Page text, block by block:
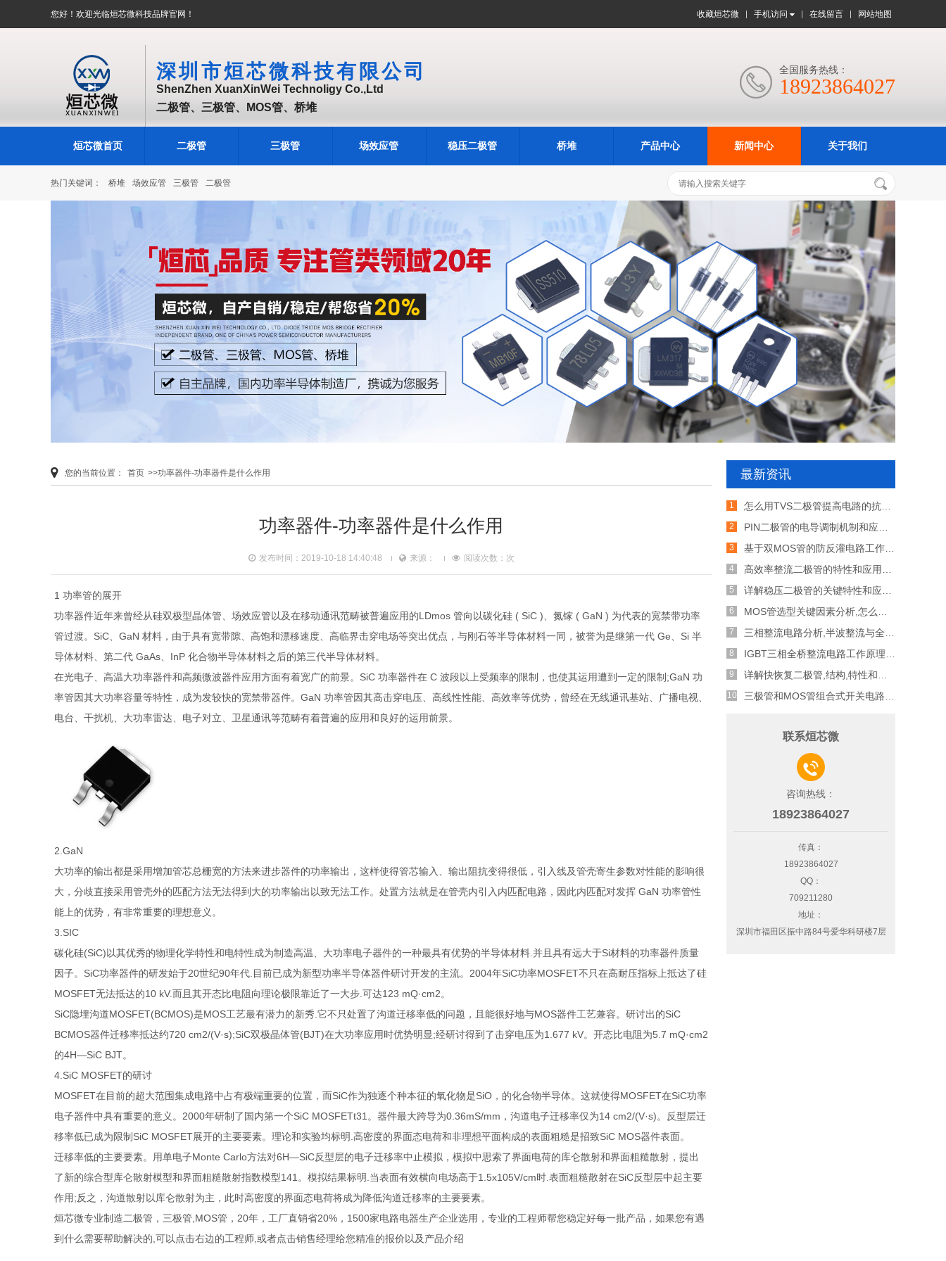
您好！欢迎光临烜芯微科技品牌官网！ 收藏烜芯微 手机访问 在线留言 网站地图
深圳市烜芯微科技有限公司
ShenZhen XuanXinWei Technoligy Co.,Ltd
二极管、三极管、MOS管、桥堆
 全国服务热线：
18923864027
烜芯微首页 二极管 三极管 场效应管 稳压二极管 桥堆 产品中心 新闻中心 关于我们
热门关键词： 桥堆 场效应管 三极管 二极管
您的当前位置： 首页 >>功率器件-功率器件是什么作用
功率器件-功率器件是什么作用
发布时间：2019-10-18 14:40:48 来源： 阅读次数： 次
1 功率管的展开
功率器件近年来曾经从硅双极型晶体管、场效应管以及在移动通讯范畴被普遍应用的LDmos 管向以碳化硅 ( SiC )、氮镓 ( GaN ) 为代表的宽禁带功率
管过渡。SiC、GaN 材料，由于具有宽带隙、高饱和漂移速度、高临界击穿电场等突出优点，与刚石等半导体材料一同，被誉为是继第一代 Ge、Si 半
导体材料、第二代 GaAs、InP 化合物半导体材料之后的第三代半导体材料。
在光电子、高温大功率器件和高频微波器件应用方面有着宽广的前景。SiC 功率器件在 C 波段以上受频率的限制，也使其运用遭到一定的限制;GaN 功
率管因其大功率容量等特性，成为发较快的宽禁带器件。GaN 功率管因其高击穿电压、高线性性能、高效率等优势，曾经在无线通讯基站、广播电视、
电台、干扰机、大功率雷达、电子对立、卫星通讯等范畴有着普遍的应用和良好的运用前景。
2.GaN
大功率的输出都是采用增加管芯总栅宽的方法来进步器件的功率输出，这样使得管芯输入、输出阻抗变得很低，引入线及管壳寄生参数对性能的影响很
大，分歧直接采用管壳外的匹配方法无法得到大的功率输出以致无法工作。处置方法就是在管壳内引入内匹配电路，因此内匹配对发挥 GaN 功率管性
能上的优势，有非常重要的理想意义。
3.SIC
碳化硅(SiC)以其优秀的物理化学特性和电特性成为制造高温、大功率电子器件的一种最具有优势的半导体材料.并且具有远大于Si材料的功率器件质量
因子。SiC功率器件的研发始于20世纪90年代.目前已成为新型功率半导体器件研讨开发的主流。2004年SiC功率MOSFET不只在高耐压指标上抵达了硅
MOSFET无法抵达的10 kV.而且其开态比电阻向理论极限靠近了一大步.可达123 mQ·cm2。
SiC隐埋沟道MOSFET(BCMOS)是MOS工艺最有潜力的新秀.它不只处置了沟道迁移率低的问题，且能很好地与MOS器件工艺兼容。研讨出的SiC
BCMOS器件迁移率抵达约720 cm2/(V·s);SiC双极晶体管(BJT)在大功率应用时优势明显;经研讨得到了击穿电压为1.677 kV。开态比电阻为5.7 mQ·cm2
的4H—SiC BJT。
4.SiC MOSFET的研讨
MOSFET在目前的超大范围集成电路中占有极端重要的位置，而SiC作为独逐个种本征的氧化物是SiO，的化合物半导体。这就使得MOSFET在SiC功率
电子器件中具有重要的意义。2000年研制了国内第一个SiC MOSFETt31。器件最大跨导为0.36mS/mm，沟道电子迁移率仅为14 cm2/(V·s)。反型层迁
移率低已成为限制SiC MOSFET展开的主要要素。理论和实验均标明.高密度的界面态电荷和非理想平面构成的表面粗糙是招致SiC MOS器件表面。
迁移率低的主要要素。用单电子Monte Carlo方法对6H—SiC反型层的电子迁移率中止模拟，模拟中思索了界面电荷的库仑散射和界面粗糙散射，提出
了新的综合型库仑散射模型和界面粗糙散射指数模型141。模拟结果标明.当表面有效横向电场高于1.5x105V/cm时.表面粗糙散射在SiC反型层中起主要
作用;反之，沟道散射以库仑散射为主，此时高密度的界面态电荷将成为降低沟道迁移率的主要要素。
烜芯微专业制造二极管，三极管,MOS管，20年，工厂直销省20%，1500家电路电器生产企业选用，专业的工程师帮您稳定好每一批产品，如果您有遇
到什么需要帮助解决的,可以点击右边的工程师,或者点击销售经理给您精准的报价以及产品介绍
最新资讯
怎么用TVS二极管提高电路的抗突波能力
PIN二极管的电导调制机制和应用介绍
基于双MOS管的防反灌电路工作原理介绍
高效率整流二极管的特性和应用介绍
详解稳压二极管的关键特性和应用原理
MOS管选型关键因素分析,怎么选择合适的参数
三相整流电路分析,半波整流与全波整流的工作原理
IGBT三相全桥整流电路工作原理介绍
详解快恢复二极管,结构,特性和应用介绍
三极管和MOS管组合式开关电路分析
联系烜芯微

咨询热线：
18923864027
传真：
18923864027
QQ：
709211280
地址：
深圳市福田区振中路84号爱华科研楼7层